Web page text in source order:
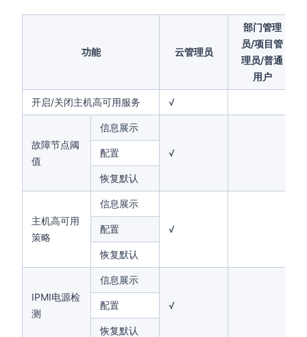
功能 云管理员
部门管理
员/项目管
理员/普通
用户
开启/关闭主机高可用服务 √
故障节点阈
值
信息展示
√
配置
恢复默认
主机高可用
策略
信息展示
√
配置
恢复默认
IPMI电源检
测
信息展示
√
配置
恢复默认